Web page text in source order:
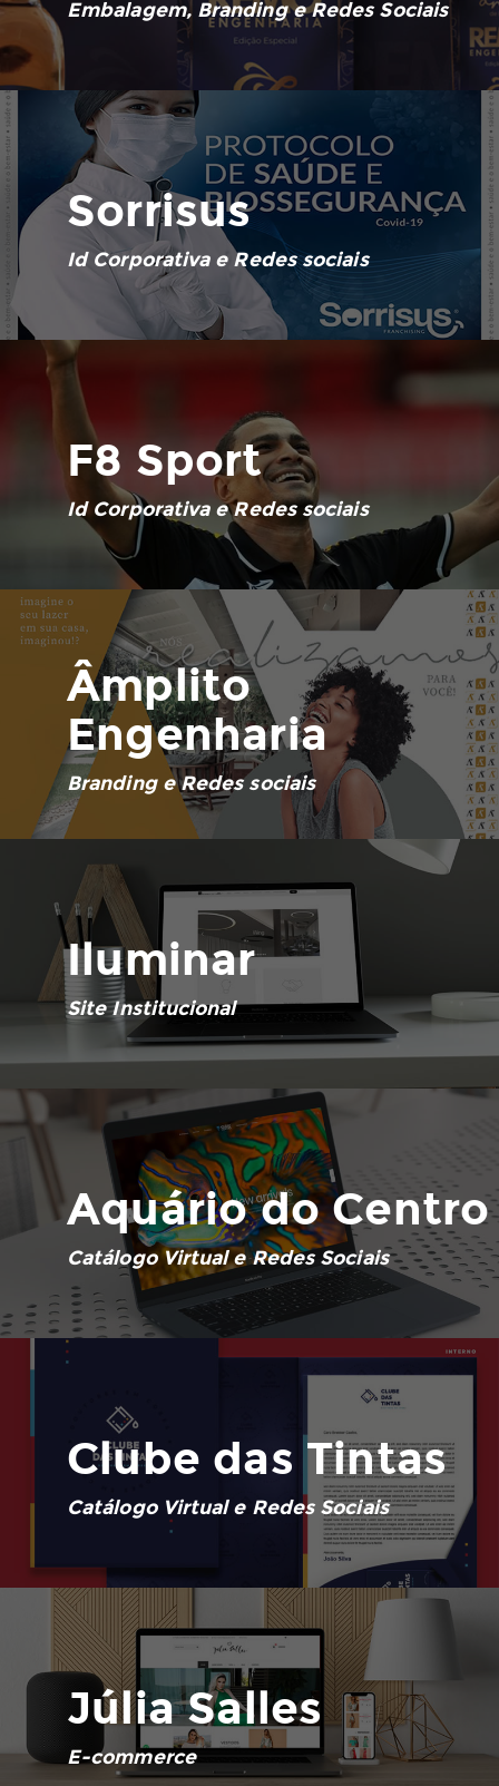
Embalagem, Branding e Redes Sociais
Sorrisus
Id Corporativa e Redes sociais
F8 Sport
Id Corporativa e Redes sociais
Âmplito
Engenharia
Branding e Redes sociais
Iluminar
Site Institucional
Aquário do Centro
Catálogo Virtual e Redes Sociais
Clube das Tintas
Catálogo Virtual e Redes Sociais
Júlia Salles
E-commerce